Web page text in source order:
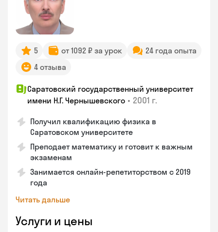
5 от 1092 ₽ за урок
24 года опыта
4 отзыва
Саратовский государственный университет
имени Н.Г. Чернышевского • 2001 г.
Получил квалификацию физика в
Саратовском университете
Преподает математику и готовит к важным
экзаменам
Занимается онлайн-репетиторством с 2019
года
Читать дальше
Услуги и цены